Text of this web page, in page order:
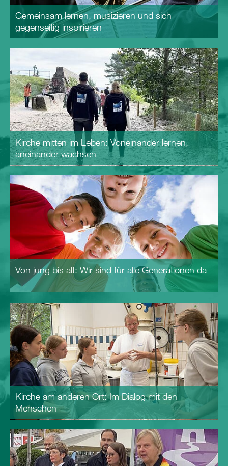
Gemeinsam lernen, musizieren und sich
gegenseitig inspirieren
Kirche mitten im Leben: Voneinander lernen,
aneinander wachsen
Von jung bis alt: Wir sind für alle Generationen da
Kirche am anderen Ort: Im Dialog mit den
Menschen